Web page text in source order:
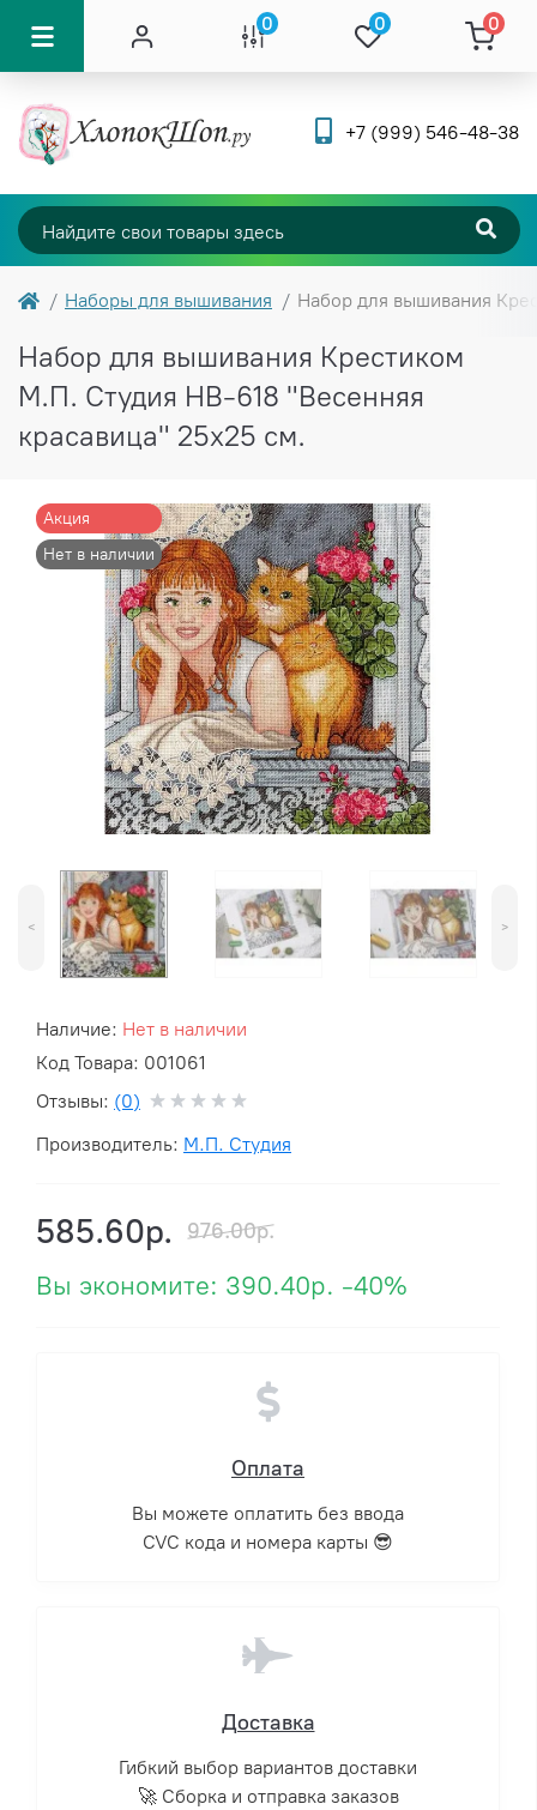
0 0 0
+7 (999) 546-48-38
Наборы для вышивания Набор для вышивания
Набор для вышивания Крестиком
М.П. Студия НВ-618 "Весенняя
красавица" 25х25 см.
Наличие: Нет в наличии
Код Товара: 001061
Отзывы: (0)
Производитель: М.П. Студия
Акция
Нет в наличии
< >
585.60р. 976.00р.
Вы экономите: 390.40р. -40%
Оплата
Вы можете оплатить без ввода
CVC кода и номера карты 😎
Доставка
Гибкий выбор вариантов доставки
🚀 Сборка и отправка заказов